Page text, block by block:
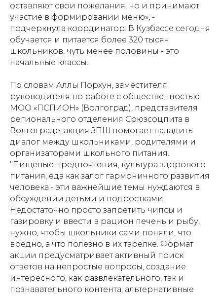
оставляют свои пожелания, но и принимают
участие в формировании меню», -
подчеркнула координатор. В Кузбассе сегодня
обучается и питается более 320 тысяч
школьников, чуть менее половины - это
начальные классы.
По словам Аллы Порхун, заместителя
руководителя по работе с общественностью
МОО «ПСПИОН» (Волгоград), представителя
регионального отделения Союзсоцпита в
Волгограде, акция ЗПШ помогает наладить
диалог между школьниками, родителями и
организаторами школьного питания.
"Пищевые предпочтения, культура здорового
питания, еда как залог гармоничного развития
человека - эти важнейшие темы нуждаются в
обсуждении детьми и подростками.
Недостаточно просто запретить чипсы и
газировку и ввести в рацион печень и рыбу,
нужно, чтобы школьники сами поняли, что
вредно, а что полезно в их тарелке. Формат
акции предусматривает активный поиск
ответов на непростые вопросы, создание
интересного, как развлекательного, так и
познавательного контента, альтернативные